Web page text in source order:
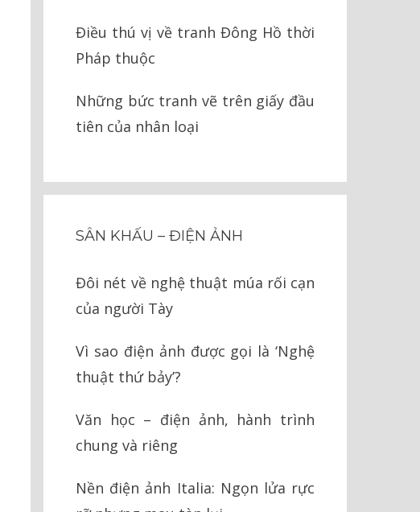
Điều thú vị về tranh Đông Hồ thời
Pháp thuộc
Những bức tranh vẽ trên giấy đầu
tiên của nhân loại
SÂN KHẤU – ĐIỆN ẢNH
Đôi nét về nghệ thuật múa rối cạn
của người Tày
Vì sao điện ảnh được gọi là ‘Nghệ
thuật thứ bảy’?
Văn học – điện ảnh, hành trình
chung và riêng
Nền điện ảnh Italia: Ngọn lửa rực